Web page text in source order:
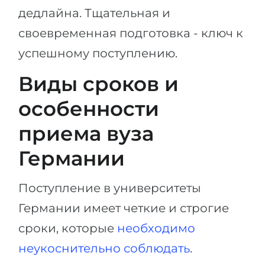
дедлайна. Тщательная и
своевременная подготовка - ключ к
успешному поступлению.
Виды сроков и
особенности
приема вуза
Германии
Поступление в университеты
Германии имеет четкие и строгие
сроки, которые необходимо
неукоснительно соблюдать.